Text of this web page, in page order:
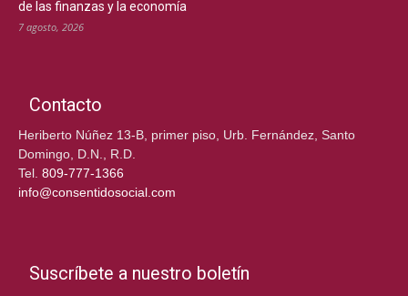
de las finanzas y la economía
7 agosto, 2026
Contacto
Heriberto Núñez 13-B, primer piso, Urb. Fernández, Santo
Domingo, D.N., R.D.
Tel. 809-777-1366
info@consentidosocial.com
Suscríbete a nuestro boletín